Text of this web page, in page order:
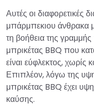
Αυτές οι διαφορετικές
μπάρμπεκιου άνθρακα
τη βοήθεια της
μπρικέτας BBQ που
είναι εύφλεκτος, χωρίς
Επιπλέον, λόγω της
μπρικέτας BBQ έχει
καύσης.